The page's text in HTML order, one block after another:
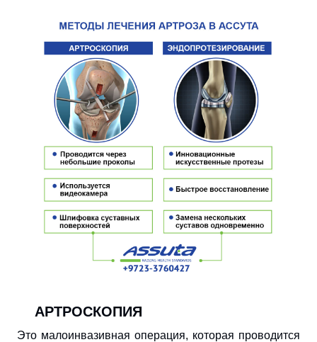
АРТРОСКОПИЯ
Это малоинвазивная операция, которая проводится